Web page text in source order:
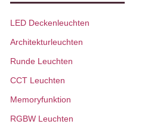
LED Deckenleuchten
Architekturleuchten
Runde Leuchten
CCT Leuchten
Memoryfunktion
RGBW Leuchten